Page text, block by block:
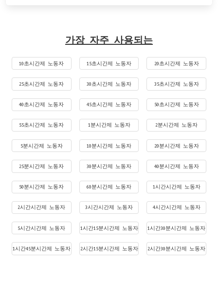
가장 자주 사용되는
10초시간제 노동자 15초시간제 노동자 20초시간제 노동자
25초시간제 노동자 30초시간제 노동자 35초시간제 노동자
40초시간제 노동자 45초시간제 노동자 50초시간제 노동자
55초시간제 노동자 1분시간제 노동자 2분시간제 노동자
5분시간제 노동자 10분시간제 노동자 20분시간제 노동자
25분시간제 노동자 30분시간제 노동자 40분시간제 노동자
50분시간제 노동자 60분시간제 노동자 1시간시간제 노동자
2시간시간제 노동자 3시간시간제 노동자 4시간시간제 노동자
5시간시간제 노동자 1시간15분시간제 노동자 1시간30분시간제 노동자
1시간45분시간제 노동자 2시간15분시간제 노동자 2시간30분시간제 노동자